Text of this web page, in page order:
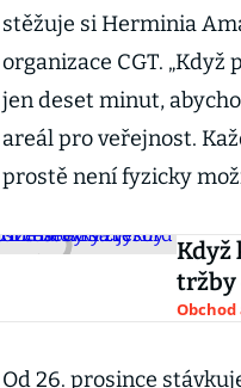
stěžuje si Herminia
organizace CGT.
jen deset minut,
areál pro veřejnost.
prostě není fyzicky
Když
tržby
Obchod
Od 26. prosince